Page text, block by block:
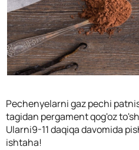
Pechenyelarni gaz pechi
tagidan pergament qog'oz
Ularni9-11 daqiqa davomida
ishtaha!